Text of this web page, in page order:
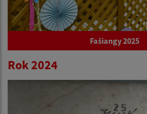
Fašiangy 2025
Rok 2024